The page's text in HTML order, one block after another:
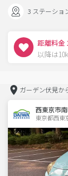
3 ステーショ
距離料金
以降は
ガーデン伏見か
西東京市
東京都西東